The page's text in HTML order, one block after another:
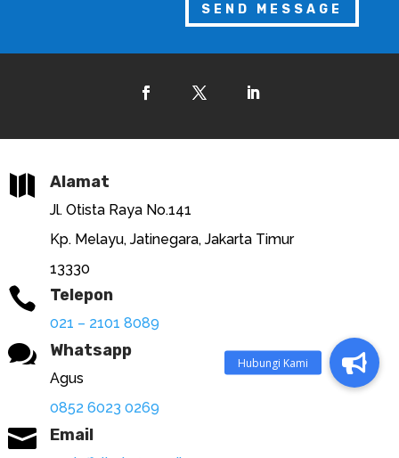
SEND MESSAGE
 Alamat
Jl. Otista Raya No.141
Kp. Melayu, Jatinegara, Jakarta Timur
13330
 Telepon
021 – 2101 8089
 Whatsapp
Agus
0852 6023 0269
 Email